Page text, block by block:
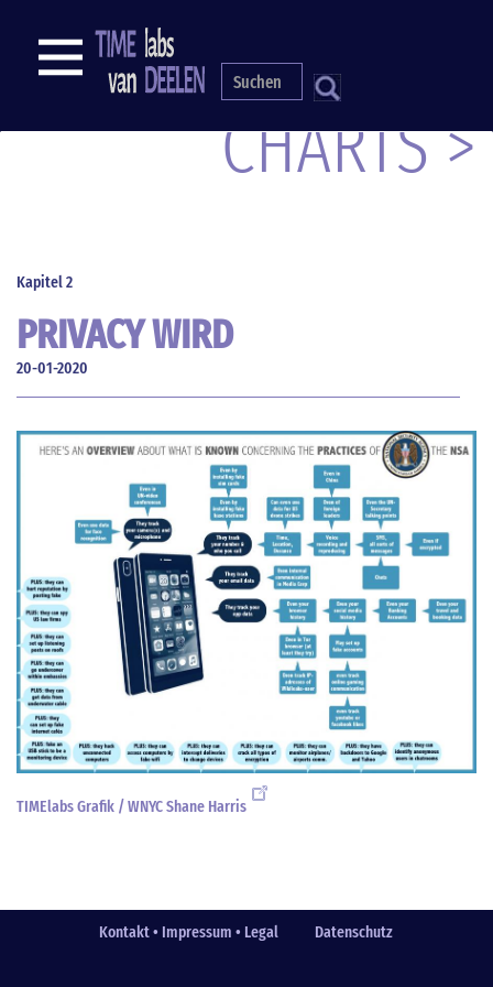
S
NAVIGATION
CHARTS >
Kapitel 2
PRIVACY WIRD
ÜBERBEWERTET
20-01-2020
TIMElabs Grafik / WNYC Shane Harris
Fußzeile
Kontakt • Impressum • Legal Datenschutz